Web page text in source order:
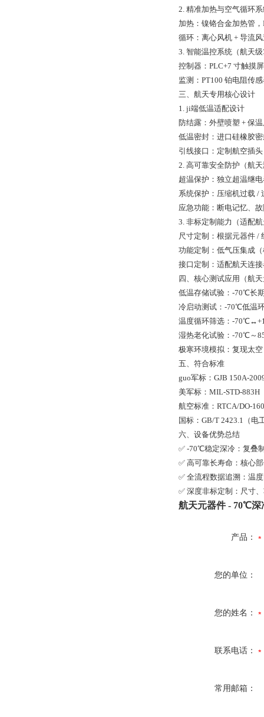
2. 精准加热与空气循环
加热：镍铬合金加热管
循环：离心风机 + 导流
3. 智能温控系统（航天
控制器：PLC+7 寸触摸
监测：PT100 铂电阻传
三、航天专用核心设计
1. ji端低温适配设计
防结露：外壁喷塑 + 保
低温密封：进口硅橡胶
引线接口：定制航空插
2. 高可靠安全防护（航
超温保护：独立超温继
系统保护：压缩机过载 /
应急功能：断电记忆、
3. 非标定制能力（适配
尺寸定制：根据元器件 /
功能定制：低气压集成
接口定制：适配航天连
四、核心测试应用（航
低温存储试验：-70℃长
冷启动测试：-70℃低温
温度循环筛选：-
湿热老化试验：-70℃～
极寒环境模拟：复现太
五、符合标准
guo军标：GJB 150A-
美军标：MIL-STD-883H
航空标准：RTCA/DO-
国标：GB/T 2423.1（电
六、设备优势总结
✅ -70℃稳定深冷：复叠
✅ 高可靠长寿命：核心
✅ 全流程数据追溯：温
✅ 深度非标定制：尺寸
航天元器件 - 70℃深
产品：
您的单位：
您的姓名：
联系电话：
常用邮箱：